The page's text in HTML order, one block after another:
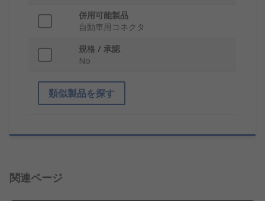
併用可能製品
自動車用コネクタ
規格 / 承認
No
類似製品を探す
関連ページ